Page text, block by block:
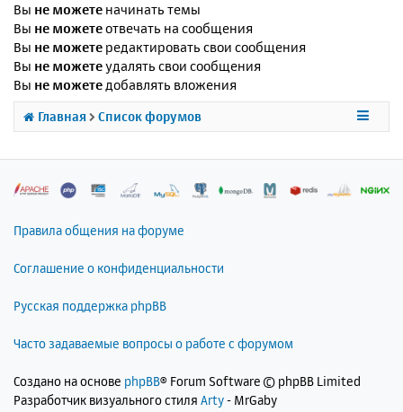
Вы не можете начинать темы
Вы не можетеотвечать на сообщения
Вы не можете редактировать свои сообщения
Вы не можетеудалять свои сообщения
Вы не можетедобавлять вложения
Главная Список форумов
Правила общения на форуме
Соглашение о конфиденциальности
Русская поддержка phpBB
Часто задаваемые вопросы о работе с форумом
Создано на основе phpBB® Forum Software © phpBB Limited
Разработчик визуального стиля Arty- MrGaby